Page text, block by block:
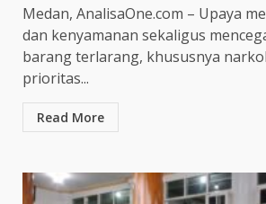
Medan, AnalisaOne.com – Upaya
dan kenyamanan sekaligus
barang terlarang, khususnya
prioritas...
Read More